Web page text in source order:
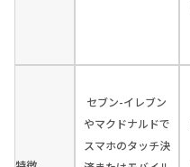
セブン-イレブン
やマクドナルドで
スマホのタッチ決